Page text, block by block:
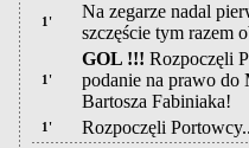
1'
Na zegarze nadal
szczęście tym razem
1'
GOL !!! Rozpoczęli
podanie na prawo do
Bartosza Fabiniaka!
1'
Rozpoczęli